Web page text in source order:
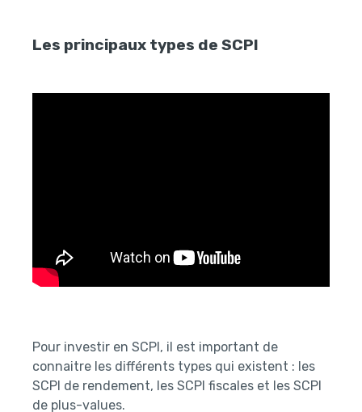
Les principaux types de SCPI
Pour investir en SCPI, il est important de
connaitre les différents types qui existent : les
SCPI de rendement, les SCPI fiscales et les SCPI
de plus-values.